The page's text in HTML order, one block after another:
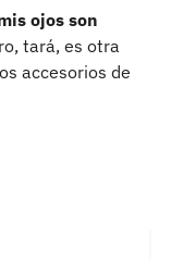
ojos son
tará, es otra
accesorios de